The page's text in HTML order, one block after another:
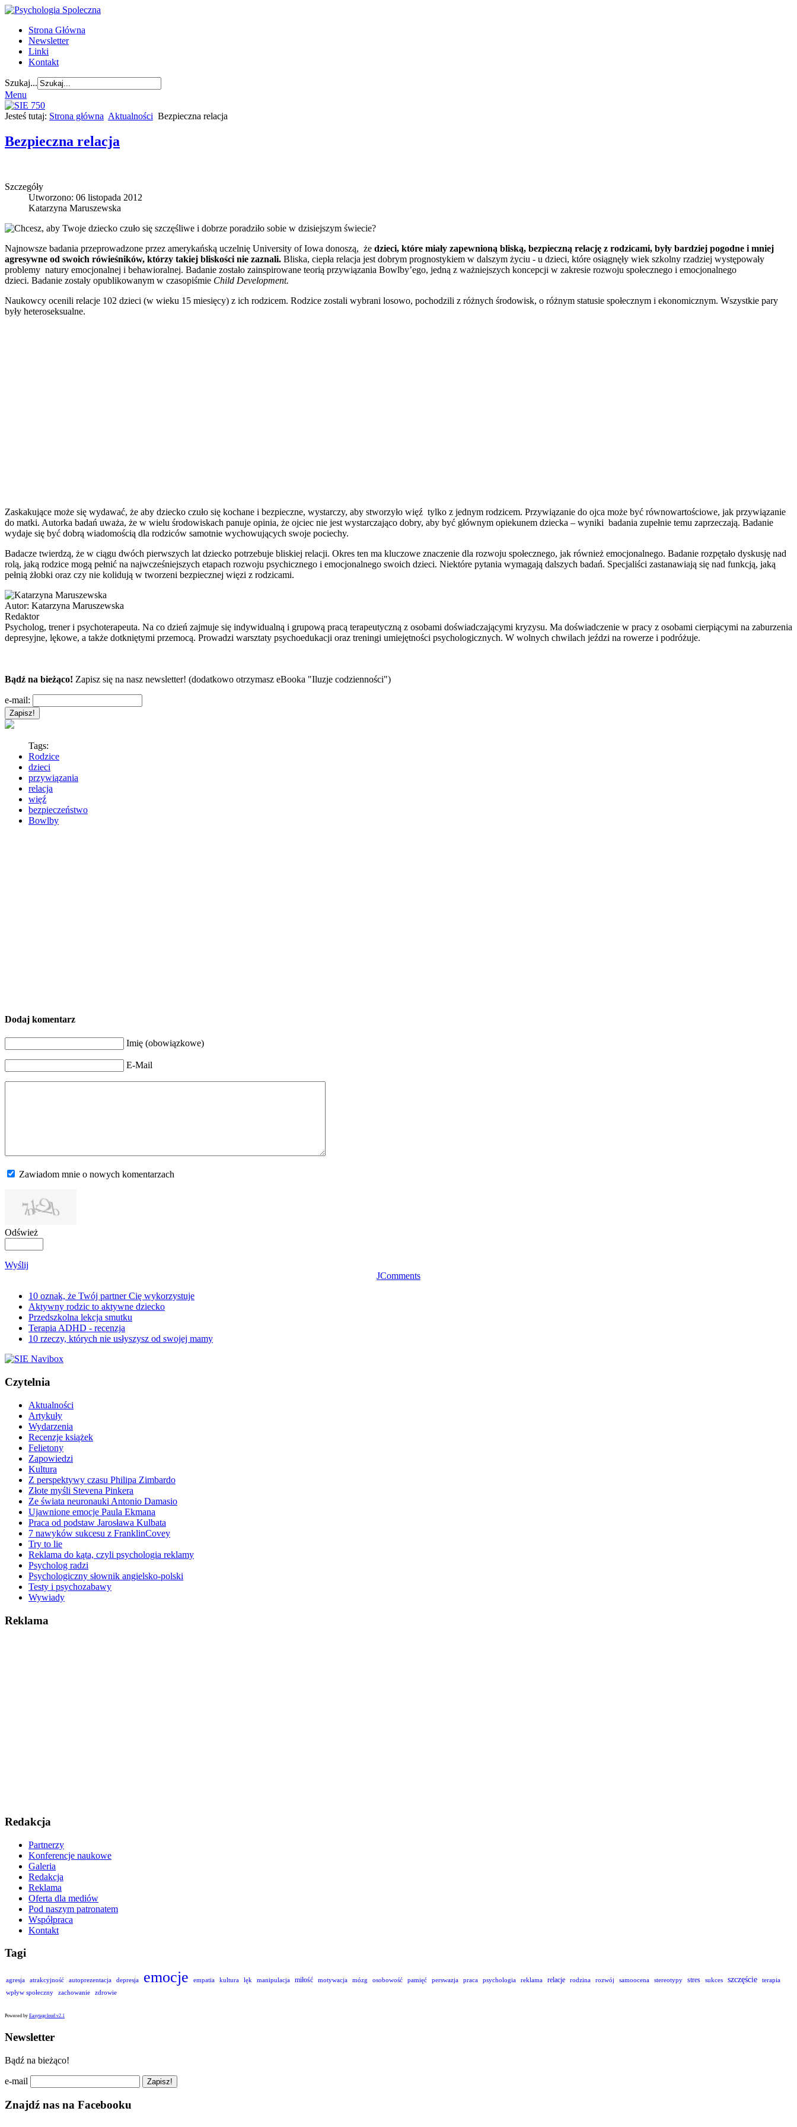
Strona Główna
Newsletter
Linki
Kontakt
Szukaj...
Menu
Jesteś tutaj: Strona główna Aktualności Bezpieczna relacja
Bezpieczna relacja
Szczegóły
Utworzono: 06 listopada 2012
Katarzyna Maruszewska
Chcesz, aby Twoje dziecko czuło się szczęśliwe i dobrze poradziło sobie w dzisiejszym świecie?
Najnowsze badania przeprowadzone przez amerykańską uczelnię University of Iowa donoszą, że dzieci, które miały zapewnioną bliską, bezpieczną relację z rodzicami, były bardziej pogodne i mniej
agresywne od swoich rówieśników, którzy takiej bliskości nie zaznali. Bliska, ciepła relacja jest dobrym prognostykiem w dalszym życiu - u dzieci, które osiągnęły wiek szkolny rzadziej występowały
problemy natury emocjonalnej i behawioralnej. Badanie zostało zainspirowane teorią przywiązania Bowlby’ego, jedną z ważniejszych koncepcji w zakresie rozwoju społecznego i emocjonalnego
dzieci. Badanie zostały opublikowanym w czasopiśmie Child Development.
Naukowcy ocenili relacje 102 dzieci (w wieku 15 miesięcy) z ich rodzicem. Rodzice zostali wybrani losowo, pochodzili z różnych środowisk, o różnym statusie społecznym i ekonomicznym. Wszystkie pary
były heteroseksualne.
Zaskakujące może się wydawać, że aby dziecko czuło się kochane i bezpieczne, wystarczy, aby stworzyło więź tylko z jednym rodzicem. Przywiązanie do ojca może być równowartościowe, jak przywiązanie
do matki. Autorka badań uważa, że w wielu środowiskach panuje opinia, że ojciec nie jest wystarczająco dobry, aby być głównym opiekunem dziecka – wyniki badania zupełnie temu zaprzeczają. Badanie
wydaje się być dobrą wiadomością dla rodziców samotnie wychowujących swoje pociechy.
Badacze twierdzą, że w ciągu dwóch pierwszych lat dziecko potrzebuje bliskiej relacji. Okres ten ma kluczowe znaczenie dla rozwoju społecznego, jak również emocjonalnego. Badanie rozpętało dyskusję nad
rolą, jaką rodzice mogą pełnić na najwcześniejszych etapach rozwoju psychicznego i emocjonalnego swoich dzieci. Niektóre pytania wymagają dalszych badań. Specjaliści zastanawiają się nad funkcją, jaką
pełnią żłobki oraz czy nie kolidują w tworzeni bezpiecznej więzi z rodzicami.
Autor: Katarzyna Maruszewska
Redaktor
Psycholog, trener i psychoterapeuta. Na co dzień zajmuje się indywidualną i grupową pracą terapeutyczną z osobami doświadczającymi kryzysu. Ma doświadczenie w pracy z osobami cierpiącymi na zaburzenia
depresyjne, lękowe, a także dotkniętymi przemocą. Prowadzi warsztaty psychoedukacji oraz treningi umiejętności psychologicznych. W wolnych chwilach jeździ na rowerze i podróżuje.
Bądź na bieżąco! Zapisz się na nasz newsletter! (dodatkowo otrzymasz eBooka "Iluzje codzienności")
e-mail:
Tags:
Rodzice
dzieci
przywiązania
relacja
więź
bezpieczeństwo
Bowlby
Dodaj komentarz
Imię (obowiązkowe)
E-Mail
Zawiadom mnie o nowych komentarzach
Odśwież
Wyślij
JComments
10 oznak, że Twój partner Cię wykorzystuje
Aktywny rodzic to aktywne dziecko
Przedszkolna lekcja smutku
Terapia ADHD - recenzja
10 rzeczy, których nie usłyszysz od swojej mamy
Czytelnia
Aktualności
Artykuły
Wydarzenia
Recenzje książek
Felietony
Zapowiedzi
Kultura
Z perspektywy czasu Philipa Zimbardo
Złote myśli Stevena Pinkera
Ze świata neuronauki Antonio Damasio
Ujawnione emocje Paula Ekmana
Praca od podstaw Jarosława Kulbata
7 nawyków sukcesu z FranklinCovey
Try to lie
Reklama do kąta, czyli psychologia reklamy
Psycholog radzi
Psychologiczny słownik angielsko-polski
Testy i psychozabawy
Wywiady
Reklama
Redakcja
Partnerzy
Konferencje naukowe
Galeria
Redakcja
Reklama
Oferta dla mediów
Pod naszym patronatem
Współpraca
Kontakt
Tagi
agresja atrakcyjność autoprezentacja depresja emocje empatia kultura lęk manipulacja miłość motywacja mózg osobowość pamięć perswazja praca psychologia reklama relacje rodzina rozwój samoocena stereotypy stres sukces szczęście
terapia
wpływ społeczny
zachowanie zdrowie
Powered by Easytagcloud v2.1
Newsletter
Bądź na bieżąco!
e-mail
Znajdź nas na Facebooku